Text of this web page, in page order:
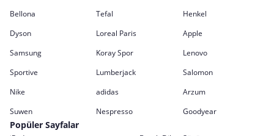
Bellona
Tefal
Henkel
Dyson
Loreal Paris
Apple
Samsung
Koray Spor
Lenovo
Sportive
Lumberjack
Salomon
Nike
adidas
Arzum
Suwen
Nespresso Goodyear
Popüler Sayfalar